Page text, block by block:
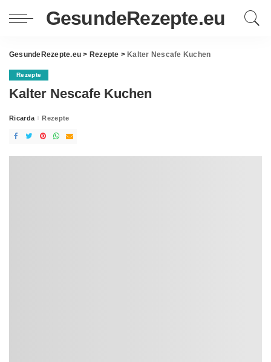
GesundeRezepte.eu
GesundeRezepte.eu > Rezepte > Kalter Nescafe Kuchen
Rezepte
Kalter Nescafe Kuchen
Posted
Ricarda Rezepte